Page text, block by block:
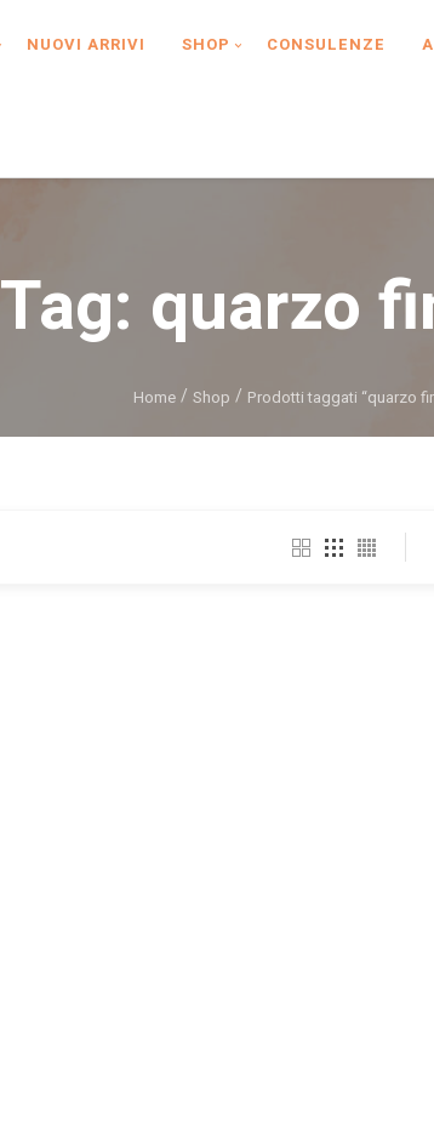
NUOVI ARRIVI SHOP CONSULENZE
Tag: quarzo
Home Shop Prodotti taggati “quarzo